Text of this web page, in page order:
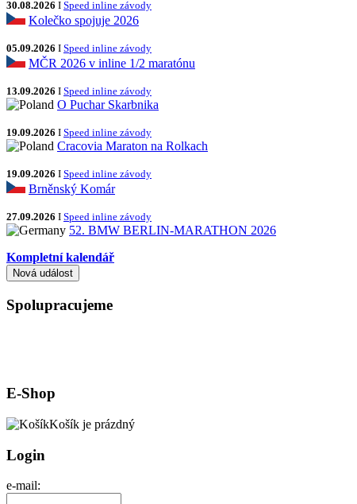
30.08.2026 I Speed inline závody
Kolečko spojuje 2026
05.09.2026 I Speed inline závody
MČR 2026 v inline 1/2 maratónu
13.09.2026 I Speed inline závody
O Puchar Skarbnika
19.09.2026 I Speed inline závody
Cracovia Maraton na Rolkach
19.09.2026 I Speed inline závody
Brněnský Komár
27.09.2026 I Speed inline závody
52. BMW BERLIN-MARATHON 2026
Kompletní kalendář
Spolupracujeme
E-Shop
Košík je prázdný
Login
e-mail: